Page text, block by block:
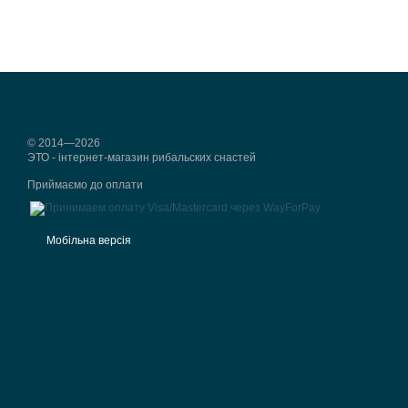
© 2014—2026
ЭТО - інтернет-магазин рибальских снастей
Приймаємо до оплати
Мобільна версія